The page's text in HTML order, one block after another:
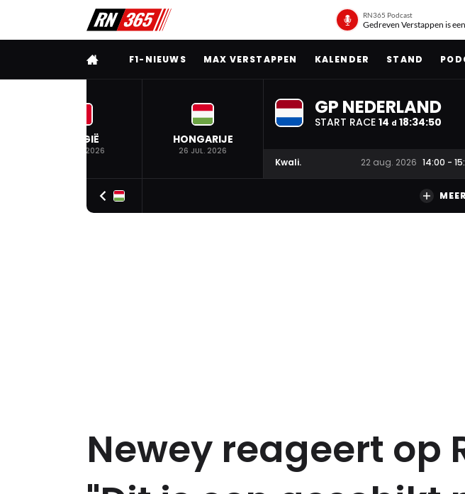
RN365 Podcast
Gedreven Verstappen is
VOLLEDIG MENU
F1-NIEUWS MAX VERSTAPPEN KALENDER STAND
BELGIË
19 JUL. 2026
HONGARIJE
26 JUL. 2026
GP NEDERLAND
START RACE 14 d 18:34:49
Kwali. 22 aug. 2026 14:00 -
Newey reageert op